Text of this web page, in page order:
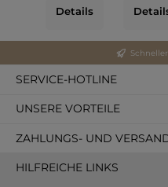
Details
SERVICE-HOTLINE
UNSERE VORTEILE
ZAHLUNGS- UND
HILFREICHE LINKS